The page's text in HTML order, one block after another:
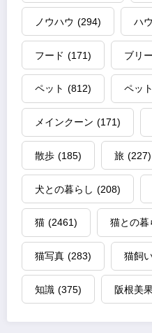
ノウハウ (294) ハ
フード (171) ブリ
ペット (812) ペッ
メインクーン (171)
散歩 (185) 旅 (227)
犬との暮らし (208)
猫 (2461) 猫との暮
猫写真 (283) 猫飼
知識 (375) 阪根美